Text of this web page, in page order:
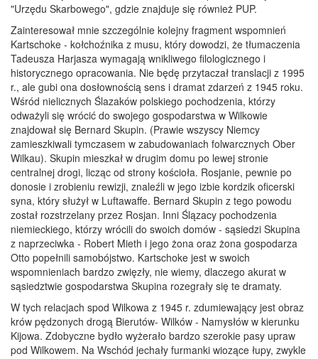
"Urzędu Skarbowego", gdzie znajduje się również PUP.
Zainteresował mnie szczególnie kolejny fragment wspomnień
Kartschoke - kołchoźnika z musu, który dowodzi, że tłumaczenia
Tadeusza Harjasza wymagają wnikliwego filologicznego i
historycznego opracowania. Nie będę przytaczał translacji z 1995
r., ale gubi ona dosłownością sens i dramat zdarzeń z 1945 roku.
Wśród nielicznych Ślazaków polskiego pochodzenia, którzy
odważyli się wrócić do swojego gospodarstwa w Wilkowie
znajdował się Bernard Skupin. (Prawie wszyscy Niemcy
zamieszkiwali tymczasem w zabudowaniach folwarcznych Ober
Wilkau). Skupin mieszkał w drugim domu po lewej stronie
centralnej drogi, licząc od strony kościoła. Rosjanie, pewnie po
donosie i zrobieniu rewizji, znaleźli w jego izbie kordzik oficerski
syna, który służył w Luftawaffe. Bernard Skupin z tego powodu
został rozstrzelany przez Rosjan. Inni Ślązacy pochodzenia
niemieckiego, którzy wrócili do swoich domów - sąsiedzi Skupina
z naprzeciwka - Robert Mieth i jego żona oraz żona gospodarza
Otto popełnili samobójstwo. Kartschoke jest w swoich
wspomnieniach bardzo zwięzły, nie wiemy, dlaczego akurat w
sąsiedztwie gospodarstwa Skupina rozegrały się te dramaty.
W tych relacjach spod Wilkowa z 1945 r. zdumiewający jest obraz
krów pędzonych drogą Bierutów- Wilków - Namysłów w kierunku
Kijowa. Zdobyczne bydło wyżerało bardzo szerokie pasy upraw
pod Wilkowem. Na Wschód jechały furmanki wiozące łupy, zwykle